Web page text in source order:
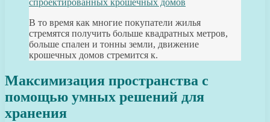
спроектированных крошечных домов
В то время как многие покупатели жилья
стремятся получить больше квадратных метров,
больше спален и тонны земли, движение
крошечных домов стремится к.
Максимизация пространства с
помощью умных решений для
хранения